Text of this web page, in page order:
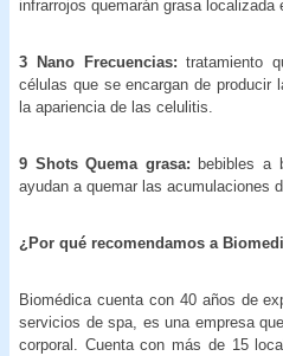
infrarrojos quemarán grasa localizada
3 Nano Frecuencias:tratamiento
células que se encargan de producir
la apariencia de las celulitis.
9 Shots Quema grasa: bebibles a
ayudan a quemar las acumulaciones
¿Por qué recomendamos a
Biomédica cuenta con 40 años de
servicios de spa, es una empresa
corporal. Cuenta con más de 15